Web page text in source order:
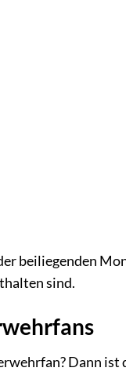
beiliegenden
sind.
Dann